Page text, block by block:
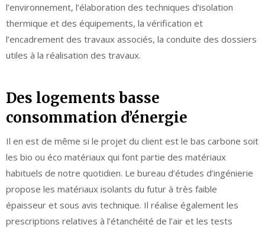
l’environnement, l’élaboration des techniques d’isolation
thermique et des équipements, la vérification et
l’encadrement des travaux associés, la conduite des dossiers
utiles à la réalisation des travaux.
Des logements basse
consommation d’énergie
Il en est de même si le projet du client est le bas carbone soit
les bio ou éco matériaux qui font partie des matériaux
habituels de notre quotidien. Le bureau d’études d’ingénierie
propose les matériaux isolants du futur à très faible
épaisseur et sous avis technique. Il réalise également les
prescriptions relatives à l’étanchéité de l’air et les tests